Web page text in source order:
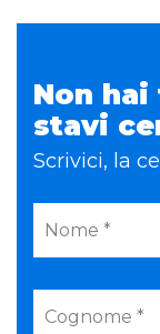
Non
stavi
Scrivici, la